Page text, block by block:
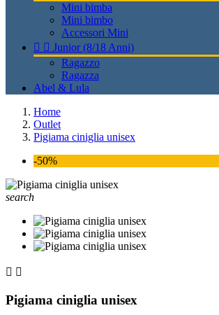
Mini bimba
Mini bimbo
Accessori Mini
  Junior (8/18 Anni)
Ragazzo
Ragazza
Abel & Lula
Home
Outlet
Pigiama ciniglia unisex
-50%
search
 
Pigiama ciniglia unisex